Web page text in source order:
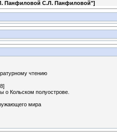
Панфиловой С.Л. Панфиловой"]
чтению
о Кольском полуострове.
мира